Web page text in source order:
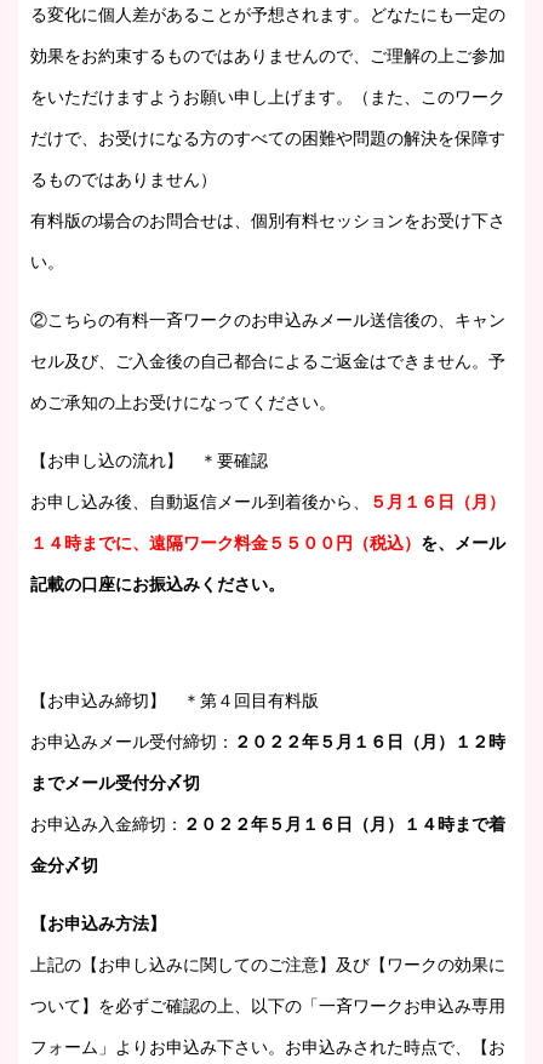
る変化に個人差があることが予想されます。どなたにも一定の
効果をお約束するものではありませんので、ご理解の上ご参加
をいただけますようお願い申し上げます。（また、このワーク
だけで、お受けになる方のすべての困難や問題の解決を保障す
るものではありません）
有料版の場合のお問合せは、個別有料セッションをお受け下さ
い。
②こちらの有料一斉ワークのお申込みメール送信後の、キャン
セル及び、ご入金後の自己都合によるご返金はできません。予
めご承知の上お受けになってください。
【お申し込の流れ】 ＊要確認
お申し込み後、自動返信メール到着後から、 ５ 月１６ 日（月）
１４時までに、遠隔ワーク料金５５００円（税込） を、メール
記載の口座にお振込みください。
【お申込み締切】 ＊第４回目有料版
お申込みメール受付締切： ２０２２年５月１６日（月）１２時
までメール受付分〆切
お申込み入金締切： ２０２２年５月１６日（月）１４時まで着
金分〆切
【お申込み方法】
上記の【お申し込みに関してのご注意】及び【ワークの効果に
ついて】を必ずご確認の上、以下の「一斉ワークお申込み専用
フォーム」よりお申込み下さい。お申込みされた時点で、【お